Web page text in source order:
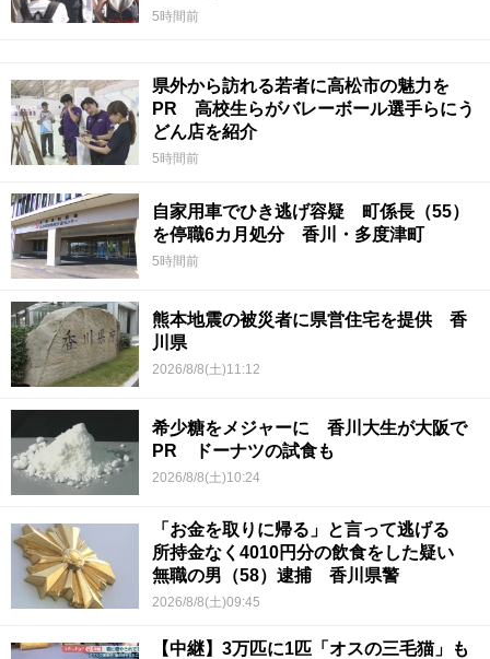
5時間前
県外から訪れる若者に高松市の魅力を
PR 高校生らがバレーボール選手らにう
どん店を紹介
5時間前
自家用車でひき逃げ容疑 町係長（55）
を停職6カ月処分 香川・多度津町
5時間前
熊本地震の被災者に県営住宅を提供 香
川県
2026/8/8(土)11:12
希少糖をメジャーに 香川大生が大阪で
PR ドーナツの試食も
2026/8/8(土)10:24
「お金を取りに帰る」と言って逃げる
所持金なく4010円分の飲食をした疑い
無職の男（58）逮捕 香川県警
2026/8/8(土)09:45
【中継】3万匹に1匹「オスの三毛猫」も